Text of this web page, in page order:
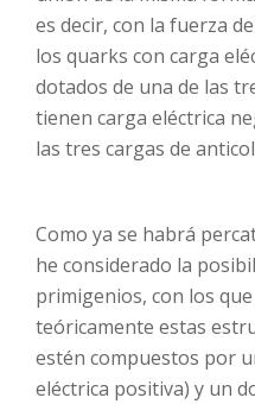
es decir, con la fuerza
los quarks con carga
dotados de una de las
tienen carga eléctrica
las tres cargas de
Como ya se habrá
he considerado la
primigenios, con los
teóricamente estas
estén compuestos por
eléctrica positiva) y un